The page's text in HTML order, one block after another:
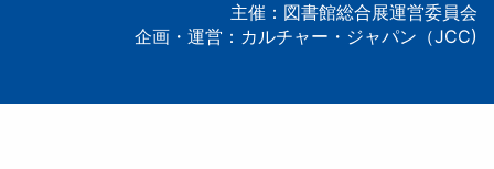
主催：図書館総合展運営委員会
企画・運営：カルチャー・ジャパン（JCC)